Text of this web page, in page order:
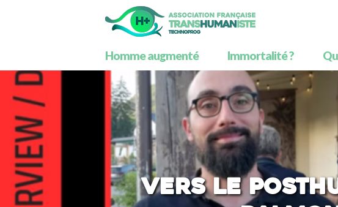
Homme augmenté Immortalité ?
Vers le